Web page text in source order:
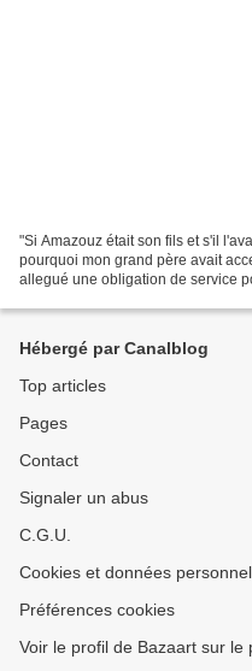
"Si Amazouz était son fils et s'il
pourquoi mon grand père avait
allegué une obligation de service
Hébergé par Canalblog
Top articles
Pages
Contact
Signaler un abus
C.G.U.
Cookies et données
Préférences cookies
Voir le profil de Bazaart sur le